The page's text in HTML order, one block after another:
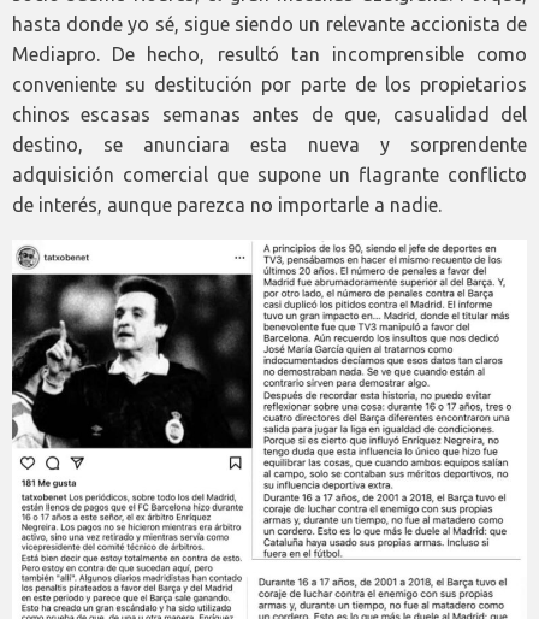
hasta donde yo sé, sigue siendo un relevante accionista de
Mediapro. De hecho, resultó tan incomprensible como
conveniente su destitución por parte de los propietarios
chinos escasas semanas antes de que, casualidad del
destino, se anunciara esta nueva y sorprendente
adquisición comercial que supone un flagrante conflicto
de interés, aunque parezca no importarle a nadie.